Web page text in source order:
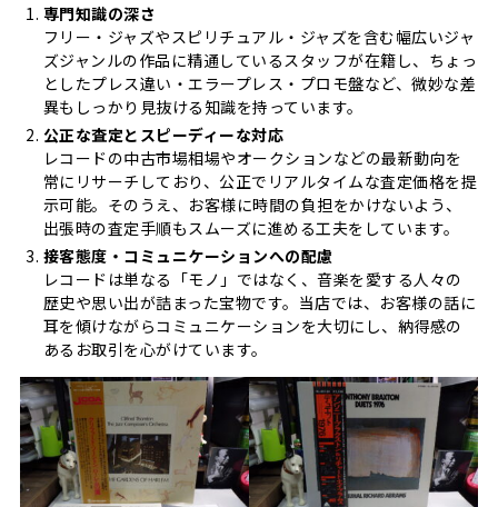
専門知識の深さ
フリー・ジャズやスピリチュアル・ジャズを含む幅広いジャ
ズジャンルの作品に精通しているスタッフが在籍し、ちょっ
としたプレス違い・エラープレス・プロモ盤など、微妙な差
異もしっかり見抜ける知識を持っています。
公正な査定とスピーディーな対応
レコードの中古市場相場やオークションなどの最新動向を
常にリサーチしており、公正でリアルタイムな査定価格を提
示可能。そのうえ、お客様に時間の負担をかけないよう、
出張時の査定手順もスムーズに進める工夫をしています。
接客態度・コミュニケーションへの配慮
レコードは単なる「モノ」ではなく、音楽を愛する人々の
歴史や思い出が詰まった宝物です。当店では、お客様の話に
耳を傾けながらコミュニケーションを大切にし、納得感の
あるお取引を心がけています。